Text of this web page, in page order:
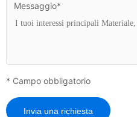
Messaggio*
* Campo obbligatorio
Invia una richiesta